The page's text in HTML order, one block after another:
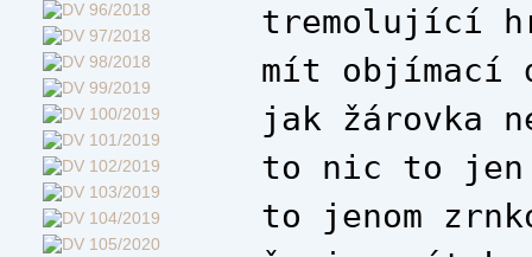
tremolující
mít objímací
jak žárovka
to nic to jen
to jenom